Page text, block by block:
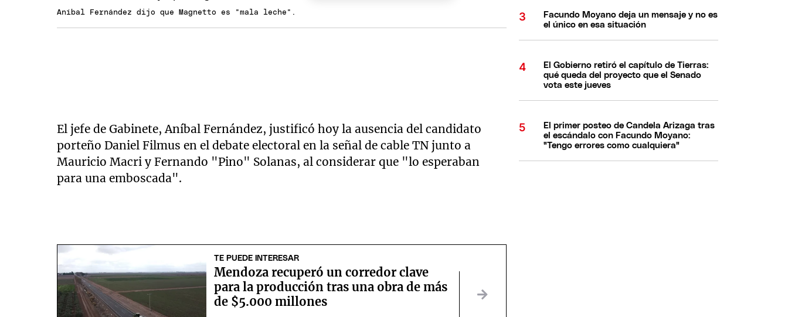
Aníbal Fernández dijo que Magnetto es "mala leche".
El jefe de Gabinete, Aníbal Fernández, justificó hoy la ausencia del candidato
porteño Daniel Filmus en el debate electoral en la señal de cable TN junto a
Mauricio Macri y Fernando "Pino" Solanas, al considerar que "lo esperaban
para una emboscada".
TE PUEDE INTERESAR
Mendoza recuperó un corredor clave
para la producción tras una obra de más
de $5.000 millones
Facundo Moyano deja un mensaje y no es
el único en esa situación
El Gobierno retiró el capítulo de Tierras:
qué queda del proyecto que el Senado
vota este jueves
El primer posteo de Candela Arizaga tras
el escándalo con Facundo Moyano:
"Tengo errores como cualquiera"